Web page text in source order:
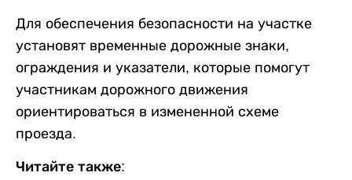
Для обеспечения безопасности на участке
установят временные дорожные знаки,
ограждения и указатели, которые помогут
участникам дорожного движения
ориентироваться в измененной схеме
проезда.
Читайте также: